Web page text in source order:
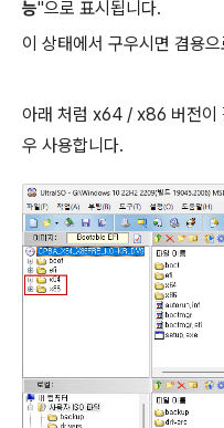
능"으로 표시됩니다.
이 상태에서 구우시면 겸용
아래 처럼 x64 / x86 버전이
우 사용합니다.